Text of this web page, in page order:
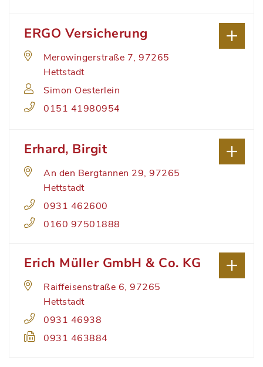
ERGO Versicherung
Merowingerstraße 7, 97265
Hettstadt
Simon Oesterlein
0151 41980954
Erhard, Birgit
An den Bergtannen 29, 97265
Hettstadt
0931 462600
0160 97501888
Erich Müller GmbH & Co. KG
Raiffeisenstraße 6, 97265
Hettstadt
0931 46938
0931 463884